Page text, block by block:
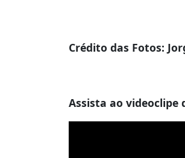
Crédito das Fotos:
Assista ao videoclipe